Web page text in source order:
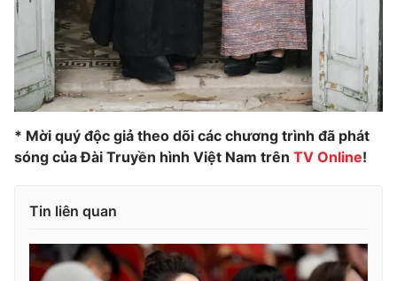
* Mời quý độc giả theo dõi các chương trình đã phát
sóng của Đài Truyền hình Việt Nam trên TV Online!
Tin liên quan